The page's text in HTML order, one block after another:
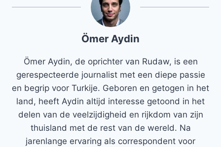
Ömer Aydin
Ömer Aydin, de oprichter van Rudaw, is een
gerespecteerde journalist met een diepe passie
en begrip voor Turkije. Geboren en getogen in het
land, heeft Aydin altijd interesse getoond in het
delen van de veelzijdigheid en rijkdom van zijn
thuisland met de rest van de wereld. Na
jarenlange ervaring als correspondent voor